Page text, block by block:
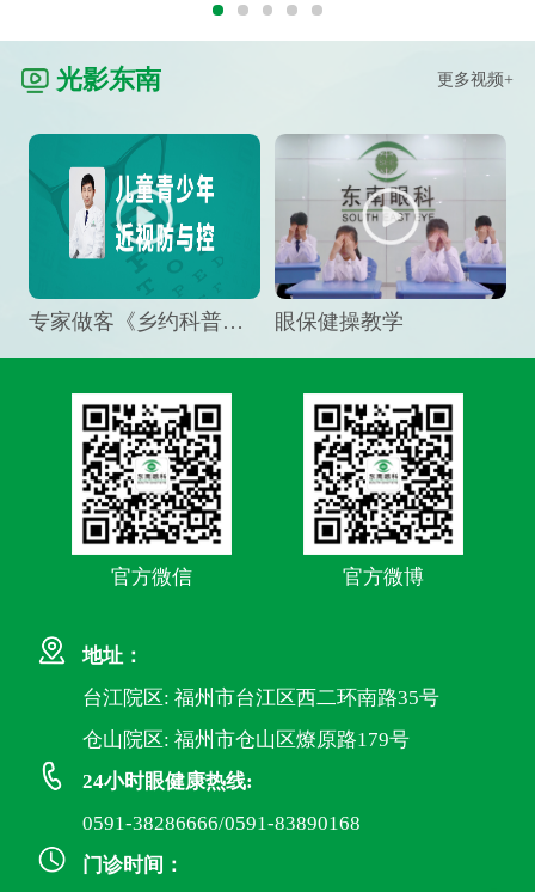
光影东南 更多视频+
专家做客《乡约科普》栏目，预防孩子近视竟然这么“简单” 眼保健操教学
官方微信 官方微博
地址：
台江院区: 福州市台江区西二环南路35号
仓山院区: 福州市仓山区燎原路179号
24小时眼健康热线:
0591-38286666/0591-83890168
门诊时间：